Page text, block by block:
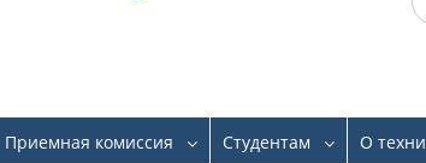
Приемная комиссия Студентам О